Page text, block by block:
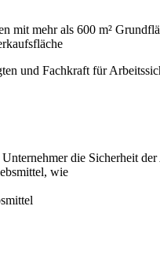
mit mehr als 600 m²
und Fachkraft für
die Sicherheit
wie